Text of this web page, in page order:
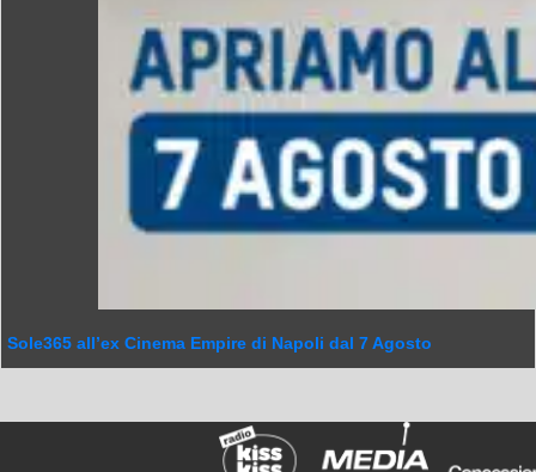
Sole365 all’ex Cinema Empire di Napoli dal 7 Agosto